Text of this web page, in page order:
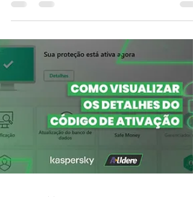
15 de jun. de 2023
2 min de leitura
Instalar e Configurar Worry-Free
Trend Micro
Aprenda como instalar e configurar o Worry-Free
da Trend Micro de forma simples e eficiente.
Garanta a proteção da sua empresa contra
ameaças cibernéticas com uma solução robusta
segurança, ideal para pequenas e médias
empresas.